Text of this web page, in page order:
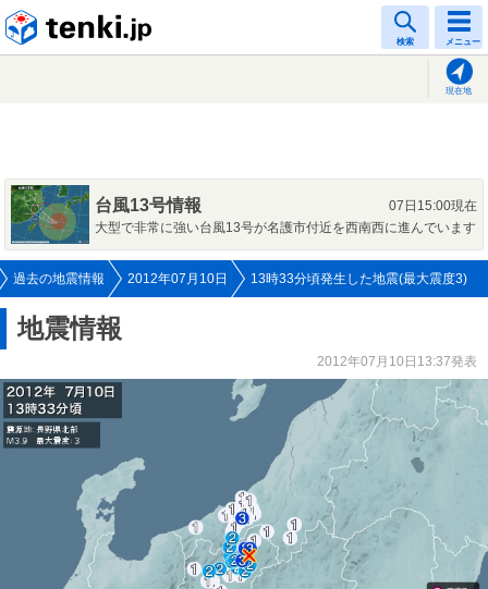
検索 メニュー
現在地
台風13号情報
07日15:00現在
大型で非常に強い台風13号が名護市付近を西南西に進んでいます
過去の地震情報 2012年07月10日 13時33分頃発生した地震(最大震度3)
地震情報
2012年07月10日13:37発表